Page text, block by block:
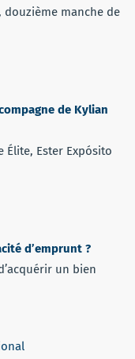
douzième manche de
de Kylian
Élite, Ester Expósito
d’emprunt ?
un bien